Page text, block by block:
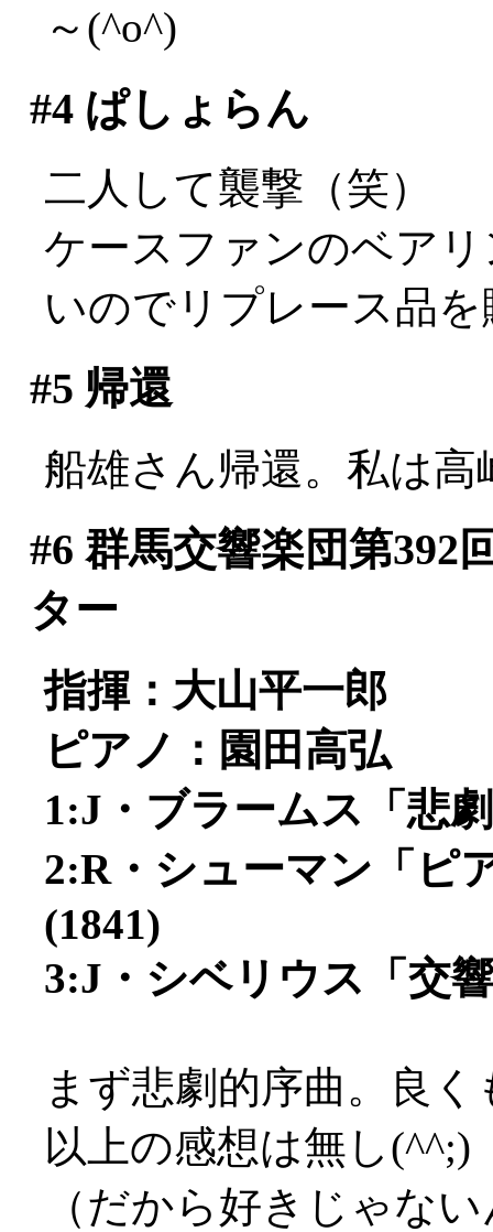
～(^o^)
#4ぱしょらん
二人して襲撃（笑）
ケースファンのベア
いのでリプレース品を
#5 帰還
船雄さん帰還。私は
#6 群馬交響楽団第392
ター
指揮：大山平一郎
ピアノ：園田高弘
1:J・ブラームス「悲
2:R・シューマン「ピ
(1841)
3:J・シベリウス「交
まず悲劇的序曲。良
以上の感想は無し(^^;)
（だから好きじゃな